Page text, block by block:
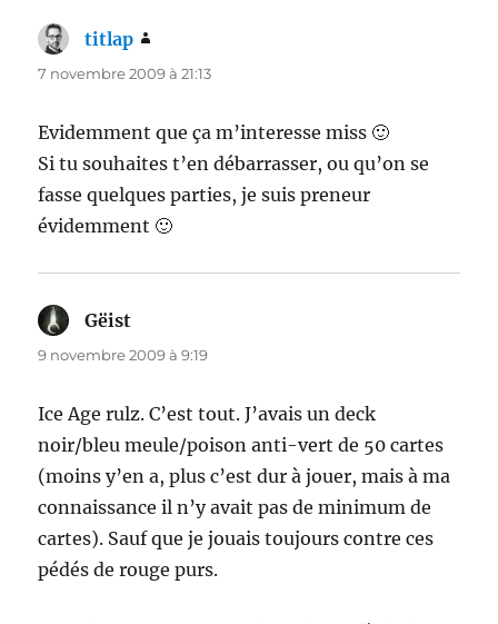
titlap
7 novembre 2009 à 21:13
Evidemment que ça m’interesse miss 🙂
Si tu souhaites t’en débarrasser, ou qu’on se
fasse quelques parties, je suis preneur
évidemment 🙂
Gëist
9 novembre 2009 à 9:19
Ice Age rulz. C’est tout. J’avais un deck
noir/bleu meule/poison anti-vert de 50 cartes
(moins y’en a, plus c’est dur à jouer, mais à ma
connaissance il n’y avait pas de minimum de
cartes). Sauf que je jouais toujours contre ces
pédés de rouge purs.